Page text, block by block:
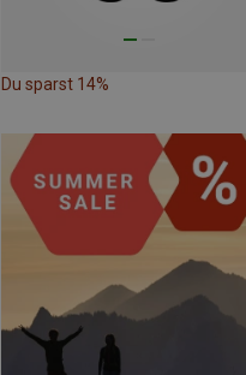
Du sparst 14%